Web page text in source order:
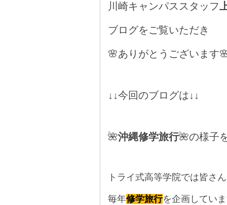
川崎キャンパススタッフ
ブログをご覧いただき
🌸ありがとうございます
↓↓今回のブログは↓↓
🌺沖縄修学旅行🌺の様子
トライ式高等学院では皆さ
毎年修学旅行を企画してい